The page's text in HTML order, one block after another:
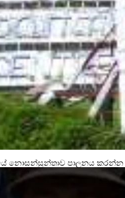
නොසන්සුන්තාව පාලනය කරන්න